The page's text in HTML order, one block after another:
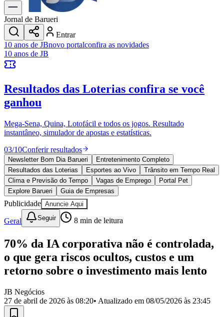
Dia a Dia & Lazer
Transportes
Gastronomia
Cinema & Shows
JogosNovo
Anuncie no Portal
Cadastrar Empresa
Divulgar Vagas
Política
Esportes
Saúde
Segurança
Cultura
Meio Ambiente
Obras
Educação
Bairros de Barueri
Selecione sua regiãoPara notícias da sua região
AldeiaAldeia da Serra Aldeia de BarueriAlphavilleBairro
JubranBelval Bethaville Boa
RegiãoCotiaCruz Preta
MilitarItapeviJandiraJardim AudirJardim BelvalJardim
Jornal de Barueri
Entrar
10 anos de JBnovo portalconfira as novidades
10 anos de JB
Resultados das Loterias confira se você
ganhou
Mega-Sena, Quina, Lotofácil e todos os jogos. Resultado
instantâneo, simulador de apostas e estatísticas.
03/10Conferir resultados
Newsletter Bom Dia Barueri
Entretenimento Completo
Resultados das Loterias
Esportes ao Vivo
Trânsito em Tempo Real
Clima e Previsão do Tempo
Vagas de Emprego
Portal Pet
Explore Barueri
Guia de Empresas
Publicidade Anuncie Aqui
Geral Seguir 8 min de leitura
70% da IA corporativa não é controlada,
o que gera riscos ocultos, custos e um
retorno sobre o investimento mais lento
JB Negócios
27 de abril de 2026 às 08:20• Atualizado em 08/05/2026 às 23:45